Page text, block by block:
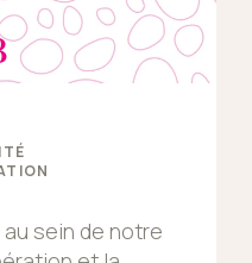
sein de notre